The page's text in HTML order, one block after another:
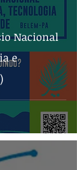
Nacional
e